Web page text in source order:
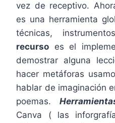
vez de receptivo.
es una herramienta
técnicas,
recurso es el
demostrar alguna
hacer metáforas
hablar de imaginación
poemas.
Canva ( las